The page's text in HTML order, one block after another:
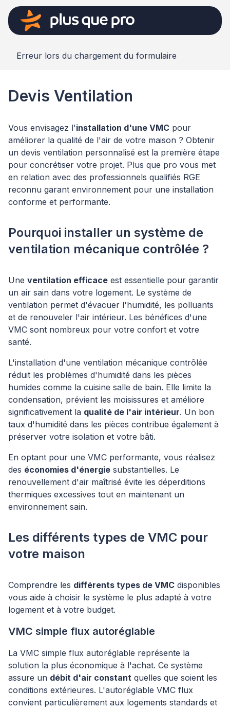
Erreur lors du chargement du formulaire
Devis Ventilation
Vous envisagez l'installation d'une VMC pour
améliorer la qualité de l'air de votre maison ? Obtenir
un devis ventilation personnalisé est la première étape
pour concrétiser votre projet. Plus que pro vous met
en relation avec des professionnels qualifiés RGE
reconnu garant environnement pour une installation
conforme et performante.
Pourquoi installer un système de
ventilation mécanique contrôlée ?
Une ventilation efficace est essentielle pour garantir
un air sain dans votre logement. Le système de
ventilation permet d'évacuer l'humidité, les polluants
et de renouveler l'air intérieur. Les bénéfices d'une
VMC sont nombreux pour votre confort et votre
santé.
L'installation d'une ventilation mécanique contrôlée
réduit les problèmes d'humidité dans les pièces
humides comme la cuisine salle de bain. Elle limite la
condensation, prévient les moisissures et améliore
significativement la qualité de l'air intérieur. Un bon
taux d'humidité dans les pièces contribue également à
préserver votre isolation et votre bâti.
En optant pour une VMC performante, vous réalisez
des économies d'énergie substantielles. Le
renouvellement d'air maîtrisé évite les déperditions
thermiques excessives tout en maintenant un
environnement sain.
Les différents types de VMC pour
votre maison
Comprendre les différents types de VMC disponibles
vous aide à choisir le système le plus adapté à votre
logement et à votre budget.
VMC simple flux autoréglable
La VMC simple flux autoréglable représente la
solution la plus économique à l'achat. Ce système
assure un débit d'air constant quelles que soient les
conditions extérieures. L'autoréglable VMC flux
convient particulièrement aux logements standards et